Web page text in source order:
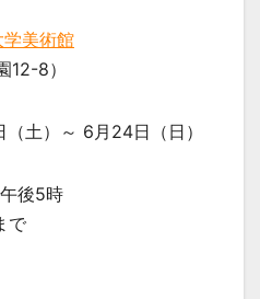
美術館
12-8）
土）～ 6月24日（日）
後5時
で